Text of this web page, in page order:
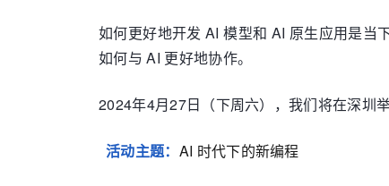
如何更好地开发 AI 模型和 AI 原生应用是当
如何与 AI 更好地协作。
2024年4月27日（下周六），我们将在深圳
活动主题： AI 时代下的新编程